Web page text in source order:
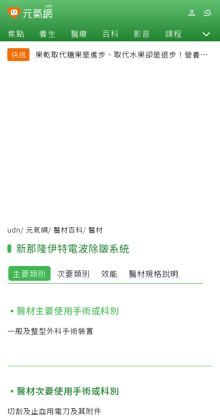
焦點 養生 醫療 百科 影音 課程 退休
快訊
果乾取代糖果是進步、取代水果卻是退步！營養師
udn/ 元氣網/ 醫材百科/ 醫材
新那隆伊特電波除皺系統
主要類別 次要類別 效能 醫材規格說明
醫材主要使用手術或科別
一般及整型外科手術裝置
醫材次要使用手術或科別
切割及止血用電刀及其附件